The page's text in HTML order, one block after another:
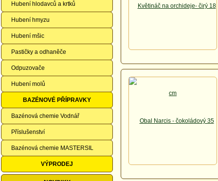
Hubení hlodavců a krtků
Hubení hmyzu
Hubení mšic
Pastičky a odhaněče
Odpuzovače
Hubení molů
BAZÉNOVÉ PŘÍPRAVKY
Bazénová chemie Vodnář
Příslušenství
Bazénová chemie MASTERSIL
VÝPRODEJ